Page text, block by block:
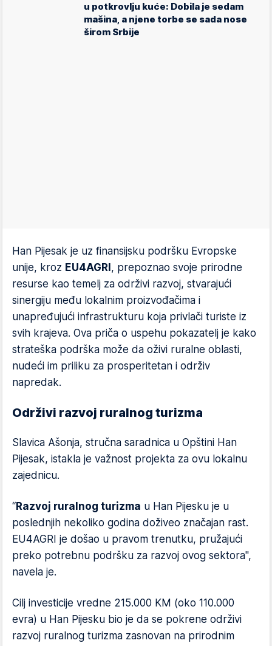
u potkrovlju kuće: Dobila je sedam
mašina, a njene torbe se sada nose
širom Srbije
Han Pijesak je uz finansijsku podršku Evropske
unije, kroz EU4AGRI , prepoznao svoje prirodne
resurse kao temelj za održivi razvoj, stvarajući
sinergiju među lokalnim proizvođačima i
unapređujući infrastrukturu koja privlači turiste iz
svih krajeva. Ova priča o uspehu pokazatelj je kako
strateška podrška može da oživi ruralne oblasti,
nudeći im priliku za prosperitetan i održiv
napredak.
Održivi razvoj ruralnog turizma
Slavica Ašonja, stručna saradnica u Opštini Han
Pijesak, istakla je važnost projekta za ovu lokalnu
zajednicu.
“Razvoj ruralnog turizma u Han Pijesku je u
poslednjih nekoliko godina doživeo značajan rast.
EU4AGRI je došao u pravom trenutku, pružajući
preko potrebnu podršku za razvoj ovog sektora",
navela je.
Cilj investicije vredne 215.000 KM (oko 110.000
evra) u Han Pijesku bio je da se pokrene održivi
razvoj ruralnog turizma zasnovan na prirodnim